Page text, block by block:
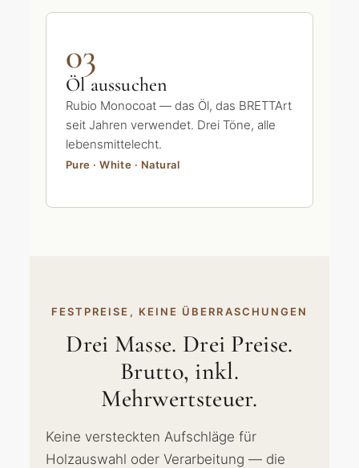
03
Öl aussuchen
Rubio Monocoat — das Öl, das BRETTArt
seit Jahren verwendet. Drei Töne, alle
lebensmittelecht.
Pure · White · Natural
FESTPREISE, KEINE ÜBERRASCHUNGEN
Drei Masse. Drei Preise.
Brutto, inkl.
Mehrwertsteuer.
Keine versteckten Aufschläge für
Holzauswahl oder Verarbeitung — die